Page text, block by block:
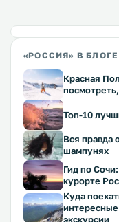
«РОССИЯ» В БЛОГЕ
Красная
Топ-10
Вся правда
шампунях
Гид по
курорте
Куда
экскурсии